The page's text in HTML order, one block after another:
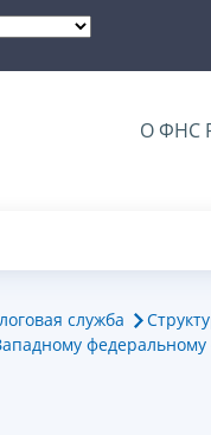
О ФНС
служба
федеральному